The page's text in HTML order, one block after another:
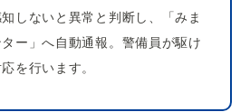
しないと異常と判断し、「みま
ー」へ自動通報。警備員が駆け
を行います。